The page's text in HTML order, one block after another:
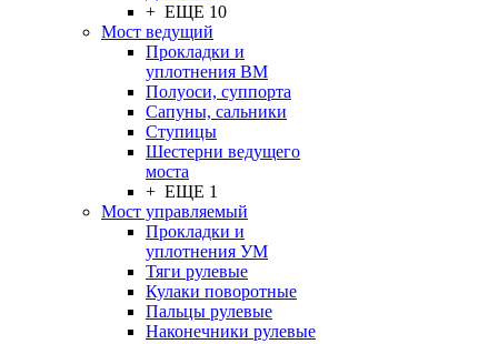
+ ЕЩЕ 10
Мост ведущий
Прокладки и
уплотнения ВМ
Полуоси, суппорта
Сапуны, сальники
Ступицы
Шестерни ведущего
моста
+ ЕЩЕ 1
Мост управляемый
Прокладки и
уплотнения УМ
Тяги рулевые
Кулаки поворотные
Пальцы рулевые
Наконечники рулевые